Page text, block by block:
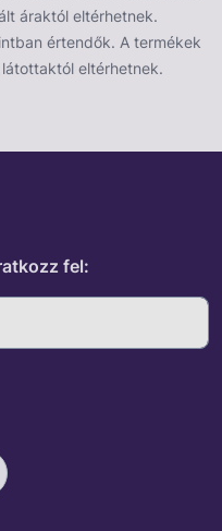
áraktól eltérhetnek.
értendők. A termékek
eltérhetnek.
fel: